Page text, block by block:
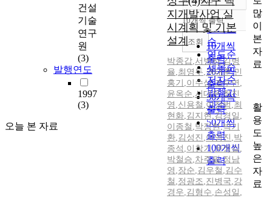
건설
기술
연구
원
(3)
발행연도
1997
(3)
오늘 본 자료
정확도
순
인기도
순
연도순
제목순
저자순
발행기
관순
내림차순
10개씩 출력
10개씩
출력
20개씩
출력
30개씩
출력
50개씩
출력
100개씩
출력
조회
지개발사업 실
시계획 및 기본
설계
박종갑,서병하,김병
율,최영두,권태훈,민
홍기 ,이수삼,조수연 ,
윤옥순,서대운,최진
영 ,신용철 ,이창범 ,최
현화,김지현,김경일 ,
이종철 ,박정현,박기
환,김성진 ,이영진 ,박
종석 ,이창기,문정길,
박철승,차주필,정남
영 ,장순,김우철 ,김수
철 ,정광조,진병국,강
경우,김형수,손성일 ,
많
이
본
자
료
활
용
도
높
은
자
료